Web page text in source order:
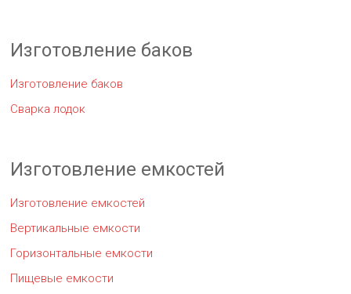
Изготовление баков
Изготовление баков
Сварка лодок
Изготовление емкостей
Изготовление емкостей
Вертикальные емкости
Горизонтальные емкости
Пищевые емкости